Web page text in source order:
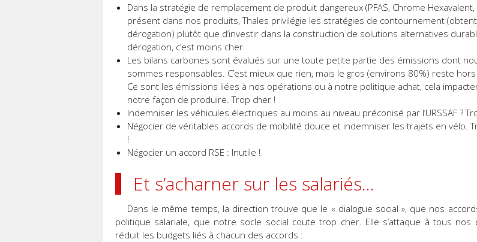
Dans la stratégie de remplacement de produit dangereux (PFAS, Chrome
présent dans nos produits, Thales privilégie les stratégies de contournement
dérogation) plutôt que d’investir dans la construction de solutions alternatives
dérogation, c’est moins cher.
Les bilans carbones sont évalués sur une toute petite partie des émissions dont
sommes responsables. C’est mieux que rien, mais le gros (environs 80%) reste
Ce sont les émissions liées à nos opérations ou à notre politique achat, cela
notre façon de produire. Trop cher !
Indemniser les véhicules électriques au moins au niveau préconisé par l’URSSAF ?
Négocier de véritables accords de mobilité douce et indemniser les trajets en vélo.
!
Négocier un accord RSE : Inutile !
Et s’acharner sur les salariés…
Dans le même temps, la direction trouve que le « dialogue social », que nos
politique salariale, que notre socle social coute trop cher. Elle s’attaque à tous nos
réduit les budgets liés à chacun des accords :